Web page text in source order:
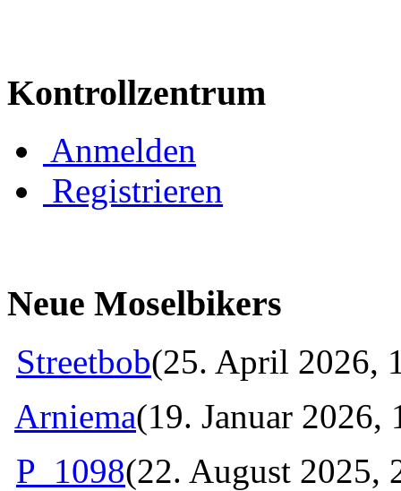
Kontrollzentrum
Anmelden
Registrieren
Neue Moselbikers
Streetbob(25. April 2026,
Arniema(19. Januar 2026,
P_1098(22. August 2025,